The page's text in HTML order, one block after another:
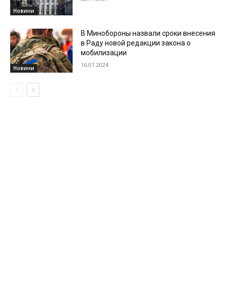
Новини
Новини
В Минобороны назвали сроки внесения
в Раду новой редакции закона о
мобилизации
16.01.2024